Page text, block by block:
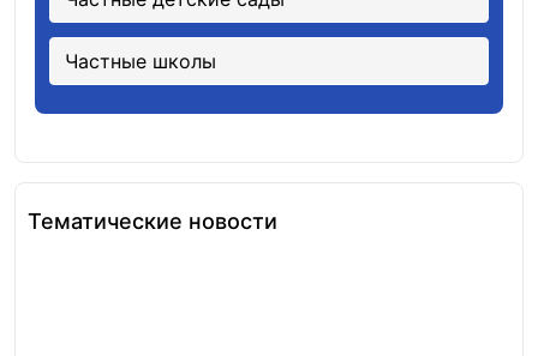
Частные школы
Тематические новости